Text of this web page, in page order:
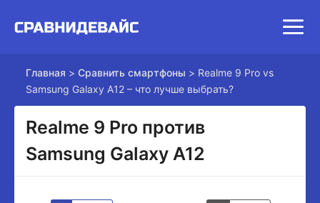
Главная > Сравнить смартфоны > Realme 9 Pro vs
Samsung Galaxy A12 – что лучше выбрать?
Realme 9 Pro против
Samsung Galaxy A12